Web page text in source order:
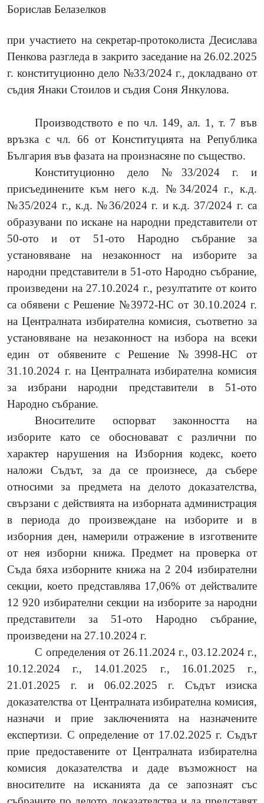
Борислав Белазелков
при участието на секретар-протоколиста Десислава
Пенкова разгледа в закрито заседание на 26.02.2025
г. конституционно дело №33/2024 г., докладвано от
съдия Янаки Стоилов и съдия Соня Янкулова.
Производството е по чл. 149, ал. 1, т. 7 във
връзка с чл. 66 от Конституцията на Република
България във фазата на произнасяне по същество.
Конституционно дело №33/2024 г. и
присъединените към негок.д. №34/2024 г., к.д.
№35/2024 г., к.д. №36/2024 г. и к.д. 37/2024 г. са
образувани по искане на народни представители от
50-ото и от 51-ото Народно събрание за
установяване на незаконност на изборите за
народни представители в 51-ото Народно събрание,
произведени на 27.10.2024 г., резултатите от които
са обявени с Решение №3972-НС от 30.10.2024 г.
на Централната избирателна комисия, съответно за
установяване на незаконност на избора на всеки
един от обявените с Решение №3998-НС от
31.10.2024 г. на Централната избирателна комисия
за избрани народни представители в 51-ото
Народно събрание.
Вносителите оспорват законността на
изборите като се обосновават с различни по
характер нарушения на Изборния кодекс, което
наложи Съдът, за да се произнесе, да събере
относими за предмета на делото доказателства,
свързани с действията на изборната администрация
в периода до произвеждане на изборите и в
изборния ден, намерили отражение в изготвените
от нея изборни книжа. Предмет на проверка от
Съда бяха изборните книжа на 2 204 избирателни
секции, което представлява 17,06% от действалите
12 920избирателни секции на изборите за народни
представители за 51-ото Народно събрание,
произведени на 27.10.2024 г.
С определения от 26.11.2024 г., 03.12.2024 г.,
10.12.2024 г., 14.01.2025 г., 16.01.2025 г.,
21.01.2025 г. и 06.02.2025 г. Съдът изиска
доказателства от Централната избирателна комисия,
назначи и прие заключенията на назначените
експертизи. С определение от 17.02.2025 г. Съдът
прие предоставените от Централната избирателна
комисия доказателства и даде възможност на
вносителите на исканията да се запознаят със